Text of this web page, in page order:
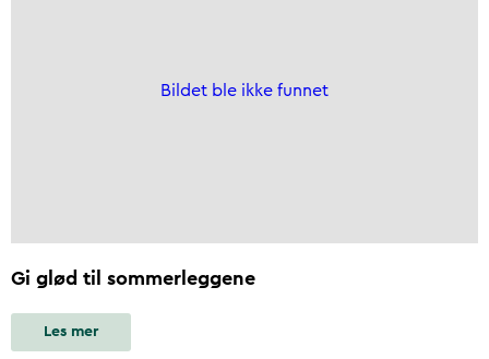
Bildet ble ikke funnet
Gi glød til sommerleggene
Les mer